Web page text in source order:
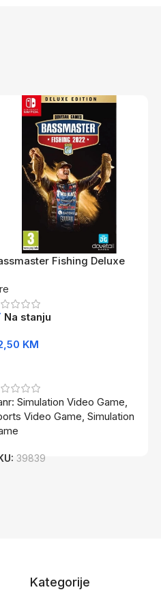
Fishing Deluxe
Na stanju
KM
Simulation Video Game,
Video Game, Simulation
39839
Kategorije